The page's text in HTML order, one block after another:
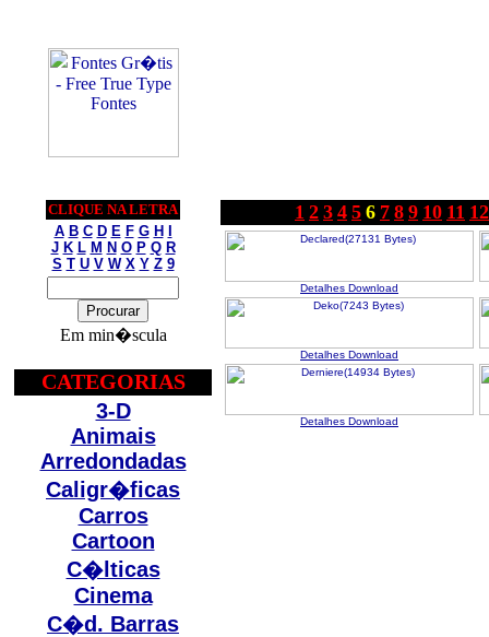
CLIQUE NA LETRA
A B C D E F G H
J K L M N O P Q R
S T U V W X Y Z 9
Em min�scula
CATEGORIAS
3-D
Animais
Arredondadas
Caligr�ficas
Carros
Cartoon
C�lticas
Cinema
C�d. Barras
1 2 3 4 5 6 7 8 9 10 11 12
Detalhes Download
Detalhes Download
Detalhes Download